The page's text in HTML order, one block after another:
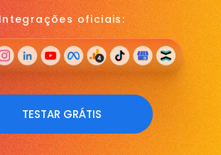
oficiais:
TESTAR GRÁTIS